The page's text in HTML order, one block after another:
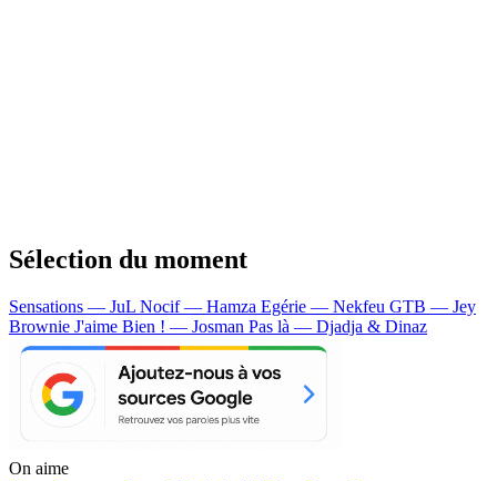
Sélection du moment
Sensations — JuL Nocif — Hamza Egérie — Nekfeu GTB — Jey
Brownie J'aime Bien ! — Josman Pas là — Djadja & Dinaz
On aime